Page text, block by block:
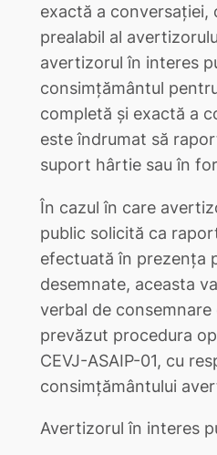
exactă a conversaţiei,
prealabil al
avertizorul în interes
consimţământul
completă și exactă a
este îndrumat să
suport hârtie sau în
În cazul în care
public solicită ca
efectuată în prezența
desemnate, aceasta
verbal de
prevăzut procedura
CEVJ-ASAIP-01, cu
consimțământului
Avertizorul în interes